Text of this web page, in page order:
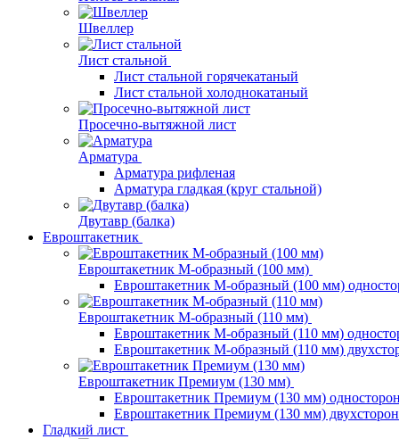
Швеллер
Лист стальной
Лист стальной горячекатаный
Лист стальной холоднокатаный
Просечно-вытяжной лист
Арматура
Арматура рифленая
Арматура гладкая (круг стальной)
Двутавр (балка)
Евроштакетник
Евроштакетник М-образный (100 мм)
Евроштакетник М-образный (100 мм)
Евроштакетник М-образный (110 мм)
Евроштакетник М-образный (110 мм)
Евроштакетник М-образный (110 мм)
Евроштакетник Премиум (130 мм)
Евроштакетник Премиум (130 мм)
Евроштакетник Премиум (130 мм)
Гладкий лист